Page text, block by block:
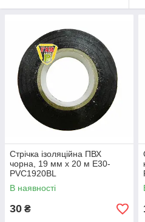
Стрічка ізоляційна ПВХ
чорна, 19 мм х 20 м E30-
PVC1920BL
В наявності
30 ₴